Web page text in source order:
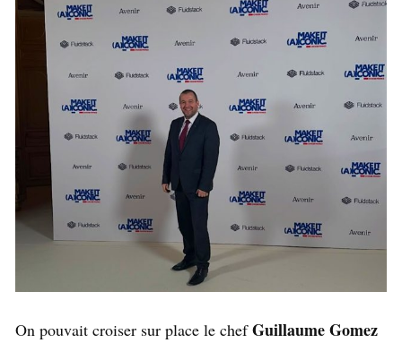
On pouvait croiser sur place le chefGuillaume Gomez